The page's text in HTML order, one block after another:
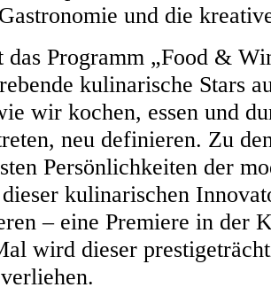
und die
das Programm „Food &
kulinarische Stars
wir kochen, essen und
neu definieren. Zu
Persönlichkeiten der
kulinarischen
– eine Premiere in der
wird dieser